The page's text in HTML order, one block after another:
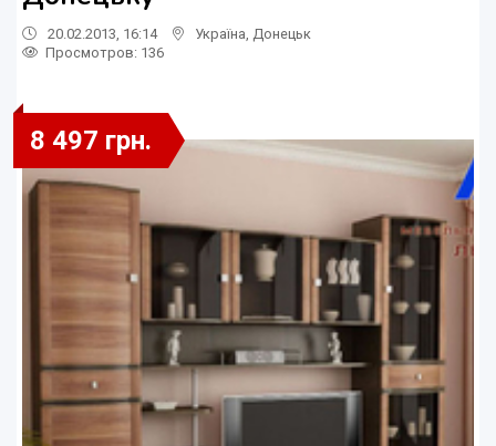
20.02.2013, 16:14 Україна Донецьк
Просмотров: 136
8 497 грн.